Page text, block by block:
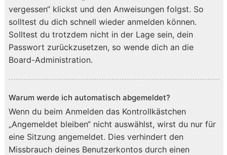
vergessen“ klickst und den Anweisungen folgst. So
solltest du dich schnell wieder anmelden können.
Solltest du trotzdem nicht in der Lage sein, dein
Passwort zurückzusetzen, so wende dich an die
Board-Administration.
Warum werde ich automatisch abgemeldet?
Wenn du beim Anmelden das Kontrollkästchen
„Angemeldet bleiben“ nicht auswählst, wirst du nur für
eine Sitzung angemeldet. Dies verhindert den
Missbrauch deines Benutzerkontos durch einen